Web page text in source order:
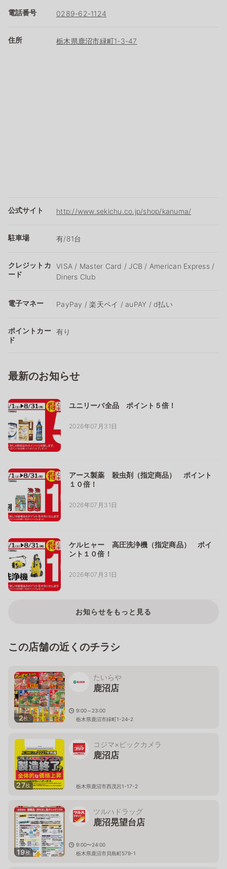
電話番号 0289-62-1124
住所 栃木県鹿沼市緑町1-3-47
公式サイト http://www.sekichu.co.jp/shop/kanuma/
駐車場 有/81台
クレジットカ
ード
VISA / Master Card / JCB / American Express /
Diners Club
電子マネー PayPay / 楽天ペイ / auPAY / d払い
ポイントカー
ド
有り
最新のお知らせ
ユニリーバ全品 ポイント５倍！
2026年07月31日
アース製薬 殺虫剤（指定商品） ポイント
１０倍！
2026年07月31日
ケルヒャー 高圧洗浄機（指定商品） ポイ
ント１０倍！
2026年07月31日
お知らせをもっと見る
この店舗の近くのチラシ
2枚
たいらや
鹿沼店
9:00～23:00
栃木県鹿沼市緑町1-24-2
27枚
コジマ×ビックカメラ
鹿沼店
栃木県鹿沼市西茂呂1-17-2
19枚
ツルハドラッグ
鹿沼晃望台店
9:00〜24:00
栃木県鹿沼市貝島町579-1